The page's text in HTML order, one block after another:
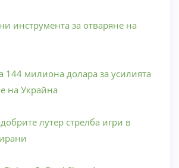
инструмента за отваряне на
144 милиона долара за усилията
на Украйна
лутер стрелба игри в